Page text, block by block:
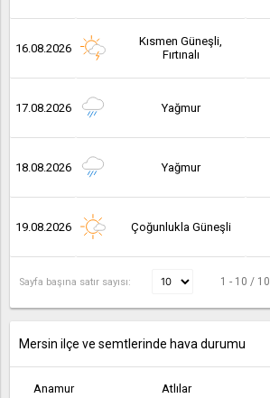
16.08.2026
Kısmen Güneşli,
Fırtınalı
17.08.2026 Yağmur
18.08.2026 Yağmur
19.08.2026 Çoğunlukla Güneşli
Sayfa başına satır sayısı: 1 - 10 / 10
Mersin ilçe ve semtlerinde hava durumu
Anamur Atlılar